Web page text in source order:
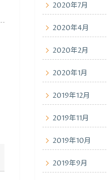
2020年7月
2020年4月
2020年2月
2020年1月
2019年12月
2019年11月
2019年10月
2019年9月